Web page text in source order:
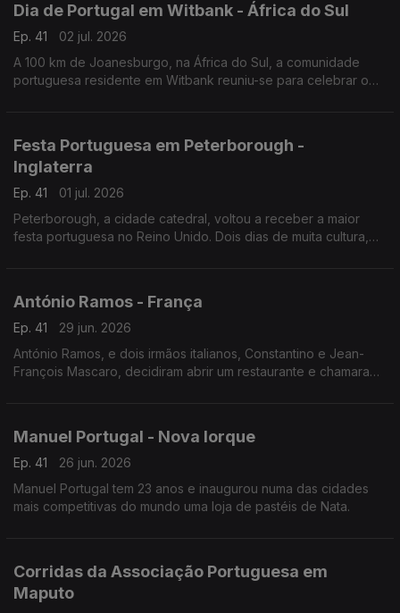
Dia de Portugal em Witbank - África do Sul
Ep. 41
02 jul. 2026
A 100 km de Joanesburgo, na África do Sul, a comunidade
portuguesa residente em Witbank reuniu-se para celebrar o
Festa Portuguesa em Peterborough -
Inglaterra
Ep. 41
01 jul. 2026
Peterborough, a cidade catedral, voltou a receber a maior
festa portuguesa no Reino Unido. Dois dias de muita cultura,
António Ramos - França
Ep. 41
29 jun. 2026
António Ramos, e dois irmãos italianos, Constantino e Jean-
François Mascaro, decidiram abrir um restaurante e chamaram-
Manuel Portugal - Nova Iorque
Ep. 41
26 jun. 2026
Manuel Portugal tem 23 anos e inaugurou numa das cidades
mais competitivas do mundo uma loja de pastéis de Nata.
Corridas da Associação Portuguesa em
Maputo